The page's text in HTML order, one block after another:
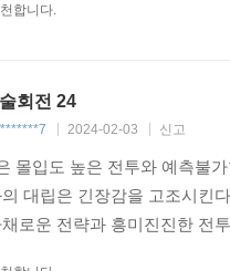
합니다.
회전 24
2024-02-03 신고
몰입도 높은 전투와 예측불
대립은 긴장감을 고조시킨
로운 전략과 흥미진진한 전